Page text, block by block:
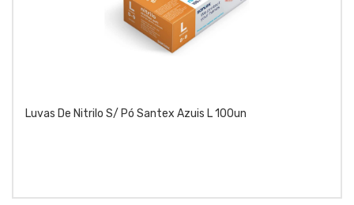
Luvas De Nitrilo S/ Pó Santex Azuis L 100un